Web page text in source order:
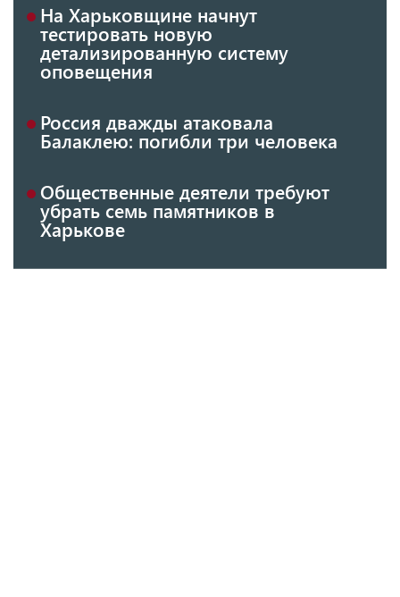
На Харьковщине начнут
тестировать новую
детализированную систему
оповещения
Россия дважды атаковала
Балаклею: погибли три человека
Общественные деятели требуют
убрать семь памятников в
Харькове